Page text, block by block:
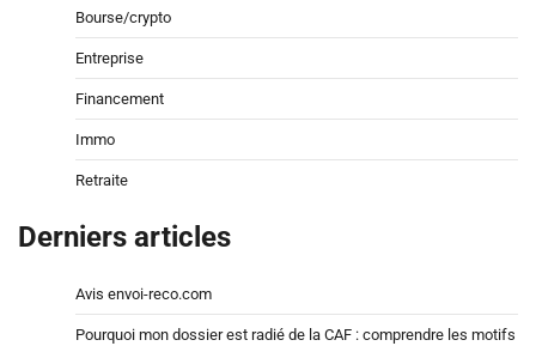
Bourse/crypto
Entreprise
Financement
Immo
Retraite
Derniers articles
Avis envoi-reco.com
Pourquoi mon dossier est radié de la CAF : comprendre les motifs